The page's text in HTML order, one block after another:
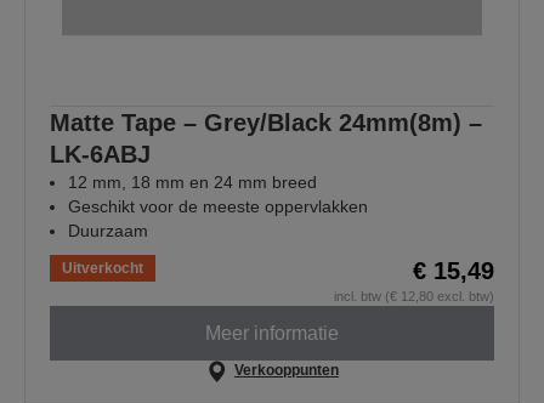
Matte Tape – Grey/Black 24mm(8m) –
LK-6ABJ
12 mm, 18 mm en 24 mm breed
Geschikt voor de meeste oppervlakken
Duurzaam
Uitverkocht € 15,49
incl. btw (€ 12,80 excl. btw)
Meer informatie
Verkooppunten